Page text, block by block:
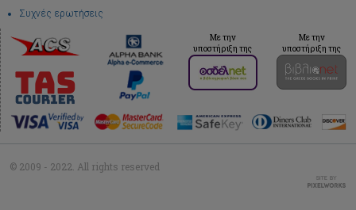
Συχνές ερωτήσεις
Με την
υποστήριξη της
Με την
υποστήριξη της
© 2009 - 2022. All rights reserved